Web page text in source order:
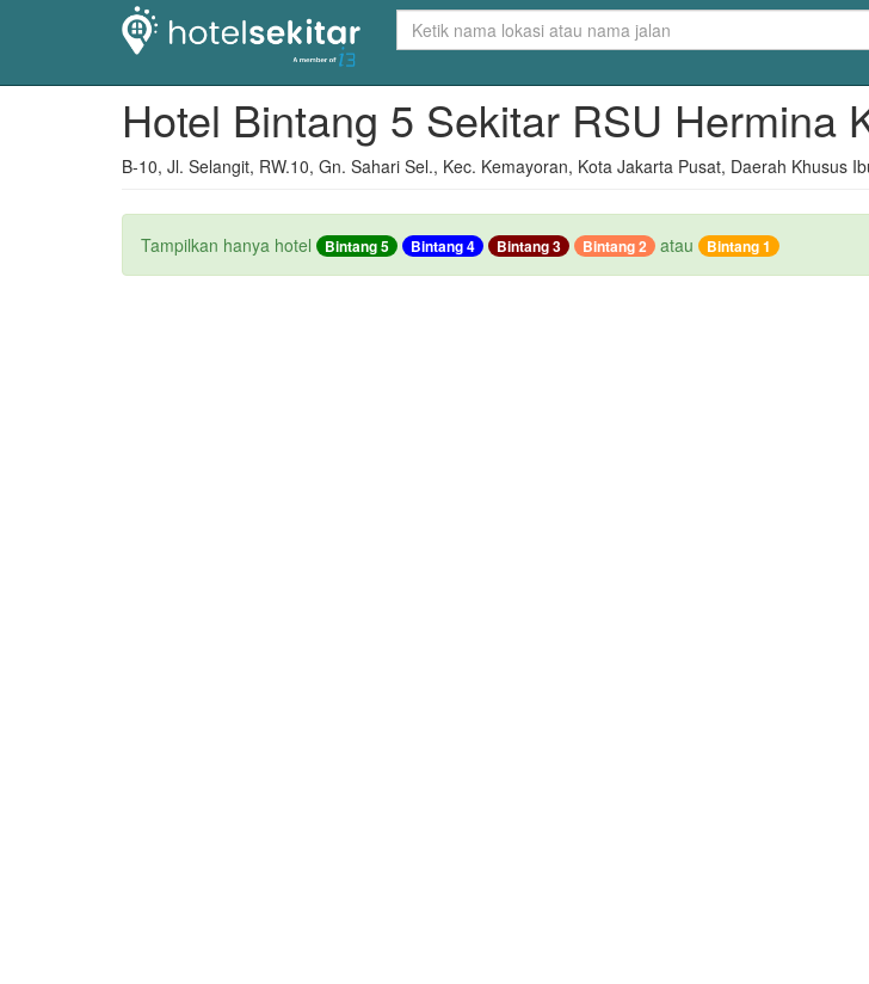
Hotel Bintang 5 Sekitar RSU Hermina
B-10, Jl. Selangit, RW.10, Gn. Sahari Sel., Kec. Kemayoran, Kota Jakarta Pusat, Daerah Khusus
Tampilkan hanya hotel Bintang 5 Bintang 4 Bintang 3 Bintang 2 atau Bintang 1